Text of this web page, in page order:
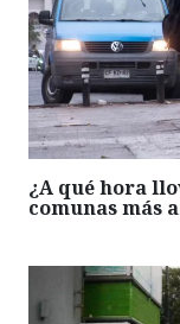
¿A qué hora
comunas más